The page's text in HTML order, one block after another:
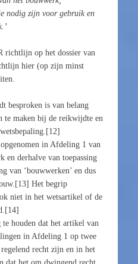
nodig zijn voor gebruik en
richtlijn op het dossier van
hier (op zijn minst
besproken is van belang
te maken bij de reikwijdte en
in Afdeling 1 van
en derhalve van toepassing
van ‘bouwwerken’ en dus
Het begrip
niet in het wetsartikel of de
houden dat het artikel van
in Afdeling 1 op twee
recht zijn en in het